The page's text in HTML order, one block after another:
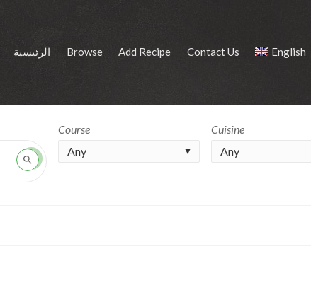
الرئيسية Browse Add Recipe Contact Us English
Search
Course
Any
Cuisine
Any